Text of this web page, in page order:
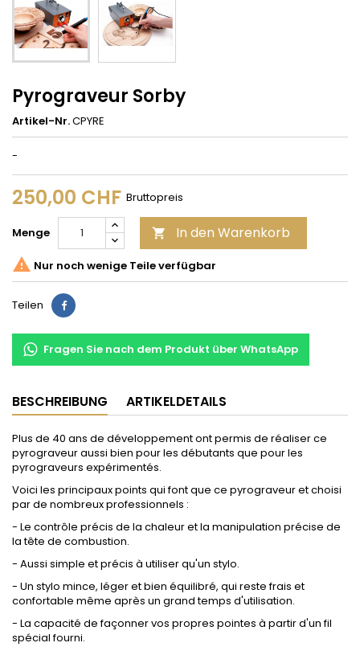
Pyrograveur Sorby
Artikel-Nr.CPYRE
-
250,00 CHF Bruttopreis
Menge  In den Warenkorb
 Nur noch wenige Teile verfügbar
Teilen Teilen
Fragen Sie nach dem Produkt über WhatsApp
BESCHREIBUNG ARTIKELDETAILS
Plus de 40 ans de développement ont permis de réaliser ce
pyrograveur aussi bien pour les débutants que pour les
pyrograveurs expérimentés.
Voici les principaux points qui font que ce pyrograveur et choisi
par de nombreux professionnels :
- Le contrôle précis de la chaleur et la manipulation précise de
la tête de combustion.
- Aussi simple et précis à utiliser qu'un stylo.
- Un stylo mince, léger et bien équilibré, qui reste frais et
confortable même après un grand temps d'utilisation.
- La capacité de façonner vos propres pointes à partir d'un fil
spécial fourni.